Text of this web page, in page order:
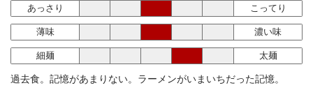
あっさり こってり
薄味 濃い味
細麺 太麺
過去食。記憶があまりない。ラーメンがいまいちだった記憶。